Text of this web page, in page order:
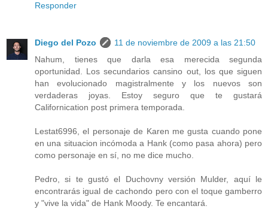
Responder
Diego del Pozo
11 de noviembre de 2009 a las 21:50
Nahum, tienes que darla esa merecida segunda
oportunidad. Los secundarios cansino out, los que siguen
han evolucionado magistralmente y los nuevos son
verdaderas joyas. Estoy seguro que te gustará
Californication post primera temporada.
Lestat6996, el personaje de Karen me gusta cuando pone
en una situacion incómoda a Hank (como pasa ahora) pero
como personaje en sí, no me dice mucho.
Pedro, si te gustó el Duchovny versión Mulder, aquí le
encontrarás igual de cachondo pero con el toque gamberro
y "vive la vida" de Hank Moody. Te encantará.